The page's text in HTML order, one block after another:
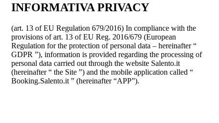
INFORMATIVA PRIVACY
(art. 13 of EU Regulation 679/2016) In compliance with the
provisions of art. 13 of EU Reg. 2016/679 (European
Regulation for the protection of personal data – hereinafter “
GDPR ”), information is provided regarding the processing of
personal data carried out through the website Salento.it
(hereinafter “ the Site ”) and the mobile application called “
Booking.Salento.it ” (hereinafter “APP”).